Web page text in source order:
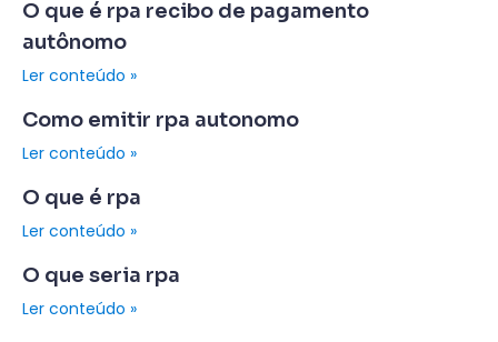
O que é rpa recibo de pagamento
autônomo
Ler conteúdo »
Como emitir rpa autonomo
Ler conteúdo »
O que é rpa
Ler conteúdo »
O que seria rpa
Ler conteúdo »